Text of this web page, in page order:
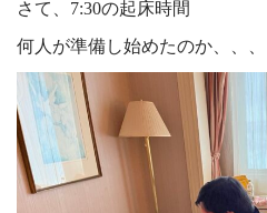
さて、7:30の起床時間
何人が準備し始めたのか、、、